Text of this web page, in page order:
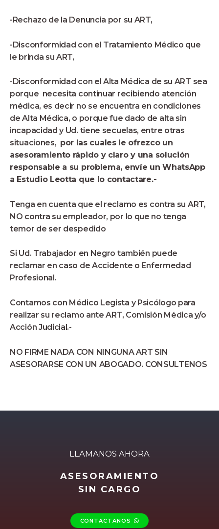
-Rechazo de la Denuncia por su ART,
-Disconformidad con el Tratamiento Médico que
le brinda su ART,
-Disconformidad con el Alta Médica de su ART sea
porque necesita continuar recibiendo atención
médica, es decir no se encuentra en condiciones
de Alta Médica, o porque fue dado de alta sin
incapacidad y Ud. tiene secuelas, entre otras
situaciones, por las cuales le ofrezco un
asesoramiento rápido y claro y una solución
responsable a su problema, envíe un WhatsApp
a Estudio Leotta que lo contactare.-
Tenga en cuenta que el reclamo es contra su ART,
NO contra su empleador, por lo que no tenga
temor de ser despedido
Si Ud. Trabajador en Negro también puede
reclamar en caso de Accidente o Enfermedad
Profesional.
Contamos con Médico Legista y Psicólogo para
realizar su reclamo ante ART, Comisión Médica y/o
Acción Judicial.-
NO FIRME NADA CON NINGUNA ART SIN
ASESORARSE CON UN ABOGADO. CONSULTENOS
LLAMANOS AHORA
ASESORAMIENTO
SIN CARGO
CONTACTANOS